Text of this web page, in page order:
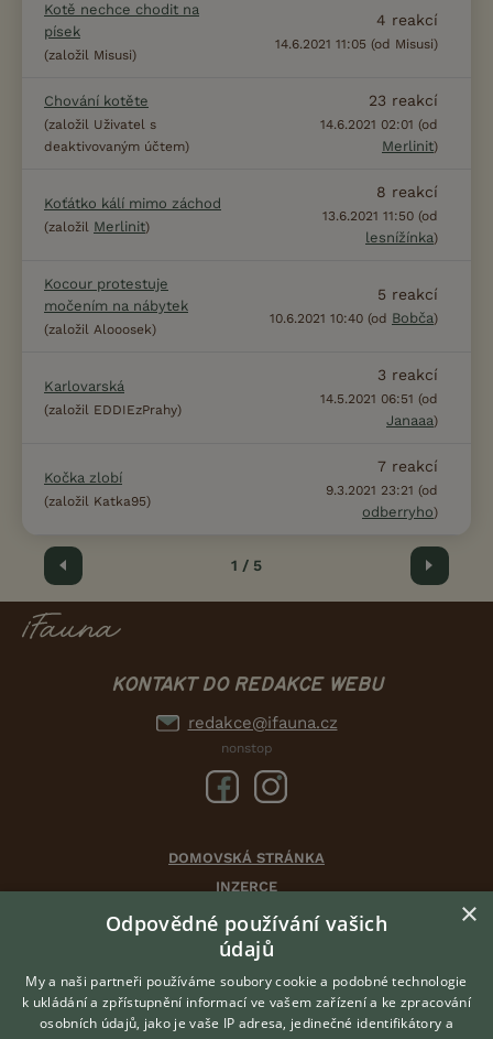
Kotě nechce chodit na
písek
(založil Misusi)
4 reakcí
14.6.2021 11:05 (od Misusi)
Chování kotěte
(založil Uživatel s
deaktivovaným účtem)
23 reakcí
14.6.2021 02:01 (od
Merlinit)
Koťátko kálí mimo záchod
(založil Merlinit)
8 reakcí
13.6.2021 11:50 (od
lesnížínka)
Kocour protestuje
močením na nábytek
(založil Alooosek)
5 reakcí
10.6.2021 10:40 (od Bobča)
Karlovarská
(založil EDDIEzPrahy)
3 reakcí
14.5.2021 06:51 (od
Janaaa)
Kočka zlobí
(založil Katka95)
7 reakcí
9.3.2021 23:21 (od
odberryho)
Předchozí 1 / 5 Další
KONTAKT DO REDAKCE WEBU
redakce@ifauna.cz
nonstop
DOMOVSKÁ STRÁNKA
INZERCE
DISKUSE
ČLÁNKY
CHOVATELSKÉ STANICE
ATLAS
×
Odpovědné používání vašich
údajů
My a naši partneři používáme soubory cookie a podobné technologie
k ukládání a zpřístupnění informací ve vašem zařízení a ke zpracování
osobních údajů, jako je vaše IP adresa, jedinečné identifikátory a